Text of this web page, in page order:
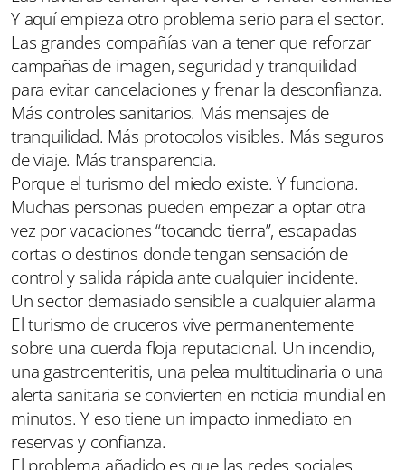
Y aquí empieza otro problema serio para el sector.
Las grandes compañías van a tener que reforzar
campañas de imagen, seguridad y tranquilidad
para evitar cancelaciones y frenar la desconfianza.
Más controles sanitarios. Más mensajes de
tranquilidad. Más protocolos visibles. Más seguros
de viaje. Más transparencia.
Porque el turismo del miedo existe. Y funciona.
Muchas personas pueden empezar a optar otra
vez por vacaciones “tocando tierra”, escapadas
cortas o destinos donde tengan sensación de
control y salida rápida ante cualquier incidente.
Un sector demasiado sensible a cualquier alarma
El turismo de cruceros vive permanentemente
sobre una cuerda floja reputacional. Un incendio,
una gastroenteritis, una pelea multitudinaria o una
alerta sanitaria se convierten en noticia mundial en
minutos. Y eso tiene un impacto inmediato en
reservas y confianza.
El problema añadido es que las redes sociales